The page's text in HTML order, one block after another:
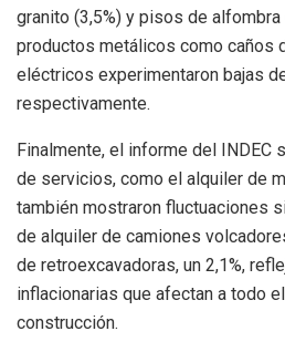
granito (3,5%) y pisos de alfombra
productos metálicos como caños
eléctricos experimentaron bajas
respectivamente.
Finalmente, el informe del INDEC
de servicios, como el alquiler de
también mostraron fluctuaciones
de alquiler de camiones
de retroexcavadoras, un 2,1%,
inflacionarias que afectan a todo
construcción.